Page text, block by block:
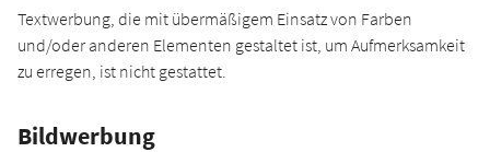
Textwerbung, die mit übermäßigem Einsatz von Farben
und/oder anderen Elementen gestaltet ist, um Aufmerksamkeit
zu erregen, ist nicht gestattet.
Bildwerbung